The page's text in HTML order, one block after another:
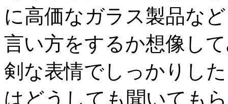
に高価なガラス製品な
言い方をするか想像し
剣な表情でしっかりし
はどうしても聞いても